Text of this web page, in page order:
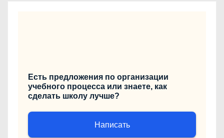
Есть предложения по организации
учебного процесса или знаете, как
сделать школу лучше?
Написать